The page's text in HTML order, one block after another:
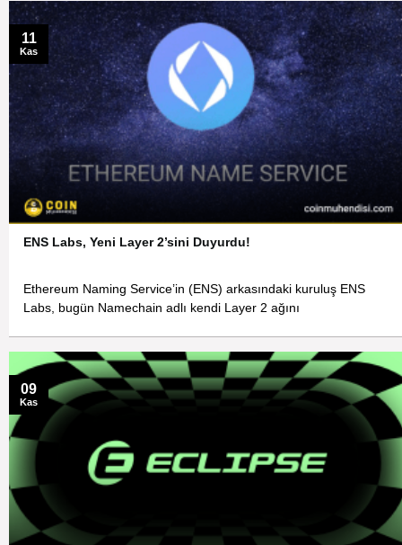
ENS Labs, Yeni Layer 2’sini Duyurdu!
Ethereum Naming Service’in (ENS) arkasındaki kuruluş ENS
Labs, bugün Namechain adlı kendi Layer 2 ağını
11
Kas
09
Kas